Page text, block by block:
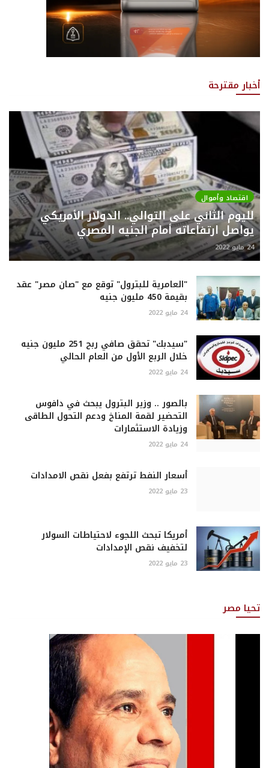
أخبار مقترحة
اقتصاد وأموال
لليوم الثاني على التوالي.. الدولار الأمريكي
يواصل ارتفاعاته أمام الجنيه المصري
24 مايو 2022
"العامرية للبترول" توقع مع "صان مصر" عقد
بقيمة 450 مليون جنيه
24 مايو 2022
"سيدبك" تحقق صافي ربح 251 مليون جنيه
خلال الربع الأول من العام الحالي
24 مايو 2022
بالصور .. وزير البترول يبحث في دافوس
التحضير لقمة المناخ ودعم التحول الطاقى
وزيادة الاستثمارات
24 مايو 2022
أسعار النفط ترتفع بفعل نقص الامدادات
23 مايو 2022
أمريكا تبحث اللجوء لاحتياطات السولار
لتخفيف نقص الإمدادات
23 مايو 2022
تحيا مصر